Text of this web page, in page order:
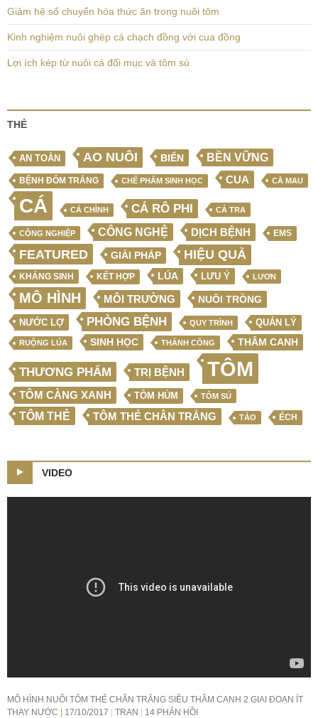
Giảm hệ số chuyển hóa thức ăn trong nuôi tôm
Kinh nghiệm nuôi ghép cá chạch đồng với cua đồng
Lợi ích kép từ nuôi cá đối mục và tôm sú
THẺ
AN TOÀN AO NUÔI BIỂN BỀN VỮNG
BỆNH ĐỐM TRẮNG CHẾ PHẨM SINH HỌC CUA CÀ MAU
CÁ CÁ CHÌNH CÁ RÔ PHI CÁ TRA
CÔNG NGHIỆP CÔNG NGHỆ DỊCH BỆNH EMS
FEATURED GIẢI PHÁP HIỆU QUẢ
KHÁNG SINH KẾT HỢP LÚA LƯU Ý LƯƠN
MÔ HÌNH MÔI TRƯỜNG NUÔI TRỒNG
NƯỚC LỢ PHÒNG BỆNH QUY TRÌNH QUẢN LÝ
RUỘNG LÚA SINH HỌC THÀNH CÔNG THÂM CANH
THƯƠNG PHẨM TRỊ BỆNH TÔM
TÔM CÀNG XANH TÔM HÙM TÔM SÚ
TÔM THẺ TÔM THẺ CHÂN TRẮNG TẢO ẾCH
VIDEO
MÔ HÌNH NUÔI TÔM THẺ CHÂN TRẮNG SIÊU THÂM CANH 2 GIAI ĐOẠN ÍT
THAY NƯỚC
17/10/2017 TRAN 14 PHẢN HỒI